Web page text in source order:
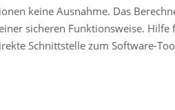
keine Ausnahme. Das
sicheren Funktionsweise. Hilfe
Schnittstelle zum Software-